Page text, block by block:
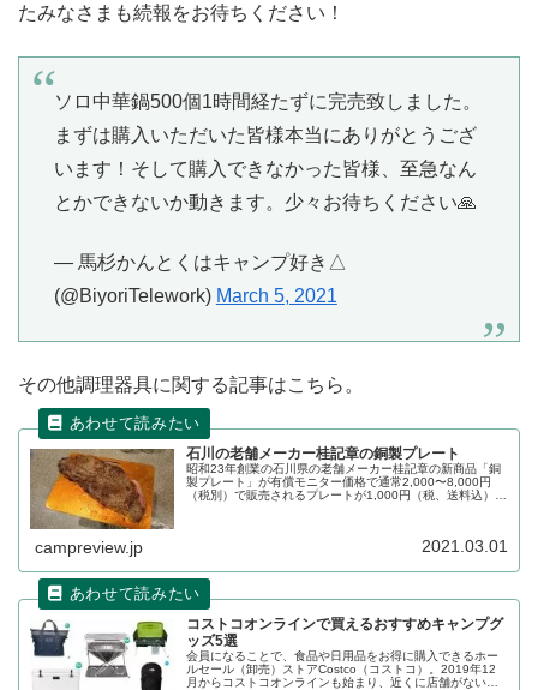
たみなさまも続報をお待ちください！
ソロ中華鍋500個1時間経たずに完売致しました。
まずは購入いただいた皆様本当にありがとうござ
います！そして購入できなかった皆様、至急なん
とかできないか動きます。少々お待ちください🙏
— 馬杉かんとくはキャンプ好き△
(@BiyoriTelework) March 5, 2021
その他調理器具に関する記事はこちら。
石川の老舗メーカー桂記章の銅製プレート
昭和23年創業の石川県の老舗メーカー桂記章の新商品「銅
製プレート」が有償モニター価格で通常2,000〜8,000円
（税別）で販売されるプレートが1,000円（税、送料込）で
campreview.jp 2021.03.01
コストコオンラインで買えるおすすめキャンプグ
ッズ5選
会員になることで、食品や日用品をお得に購入できるホー
ルセール（卸売）ストアCostco（コストコ）。2019年12
月からコストコオンラインも始まり、近くに店舗がない方